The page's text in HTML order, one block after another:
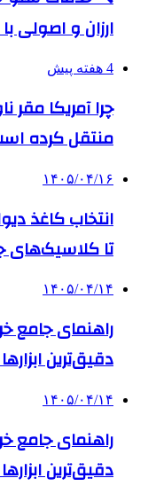
ارزان و اصولی
4 هفته پیش
چرا آمریکا مقر
منتقل کرده
۱۴۰۵/۰۴/۱۶
تا کلاسیک‌های
۱۴۰۵/۰۴/۱۴
راهنمای جامع
دقیق‌ترین
۱۴۰۵/۰۴/۱۴
راهنمای جامع
دقیق‌ترین